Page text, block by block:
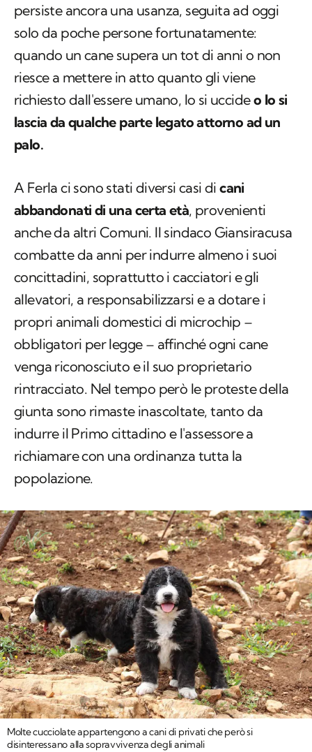
persiste ancora una usanza, seguita ad oggi
solo da poche persone fortunatamente:
quando un cane supera un tot di anni o non
riesce a mettere in atto quanto gli viene
richiesto dall'essere umano, lo si uccideo lo si
lascia da qualche parte legato attorno ad un
palo.
A Ferla ci sono stati diversi casi dicani
abbandonati di una certa età, provenienti
anche da altri Comuni. Il sindaco Giansiracusa
combatte da anni per indurre almeno i suoi
concittadini, soprattutto i cacciatori e gli
allevatori, a responsabilizzarsi e a dotare i
propri animali domestici di microchip –
obbligatori per legge – affinché ogni cane
venga riconosciuto e il suo proprietario
rintracciato. Nel tempo però le proteste della
giunta sono rimaste inascoltate, tanto da
indurre il Primo cittadino e l'assessore a
richiamare con una ordinanza tutta la
popolazione.
Molte cucciolate appartengono a cani di privati che però si
disinteressano alla sopravvivenza degli animali